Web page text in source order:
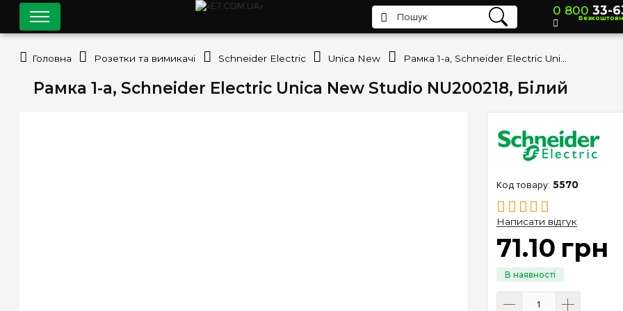
Рамка 1-а, Schneider Electric Unica New Studio NU200218, Білий
5570
Написати відгук
71.10 грн
0 800 33-
Головна Розетки та вимикачі Schneider Electric Unica New